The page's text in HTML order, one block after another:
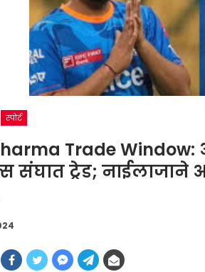
स्पोर्ट
Trade Window:
संघात ट्रेड; नाईलाजाने